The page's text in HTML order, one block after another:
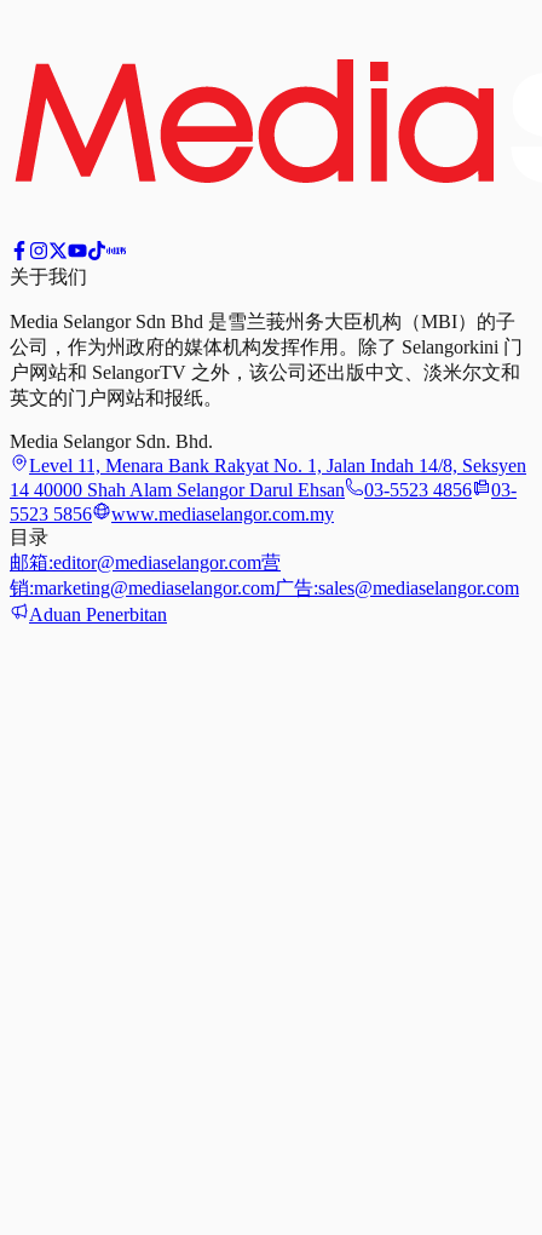
关于我们
Media Selangor Sdn Bhd 是雪兰莪州务大臣机构（MBI）的子
公司，作为州政府的媒体机构发挥作用。除了 Selangorkini 门
户网站和 SelangorTV 之外，该公司还出版中文、淡米尔文和
英文的门户网站和报纸。
Media Selangor Sdn. Bhd.
Level 11, Menara Bank Rakyat No. 1, Jalan Indah 14/8, Seksyen
14 40000 Shah Alam Selangor Darul Ehsan
03-5523 4856
03-
5523 5856
www.mediaselangor.com.my
目录
邮箱:editor@mediaselangor.com营
销:marketing@mediaselangor.com广告:sales@mediaselangor.com
Aduan Penerbitan